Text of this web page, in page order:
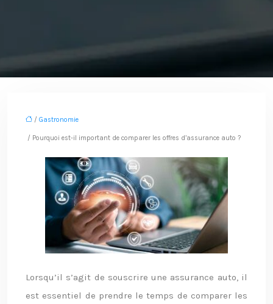
/ Gastronomie
/ Pourquoi est-il important de comparer les offres d’assurance auto ?
Lorsqu’il s’agit de souscrire une assurance auto, il
est essentiel de prendre le temps de comparer les